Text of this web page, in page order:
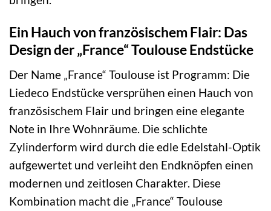
Ein Hauch von französischem Flair: Das
Design der „France“ Toulouse Endstücke
Der Name „France“ Toulouse ist Programm: Die
Liedeco Endstücke versprühen einen Hauch von
französischem Flair und bringen eine elegante
Note in Ihre Wohnräume. Die schlichte
Zylinderform wird durch die edle Edelstahl-Optik
aufgewertet und verleiht den Endknöpfen einen
modernen und zeitlosen Charakter. Diese
Kombination macht die „France“ Toulouse